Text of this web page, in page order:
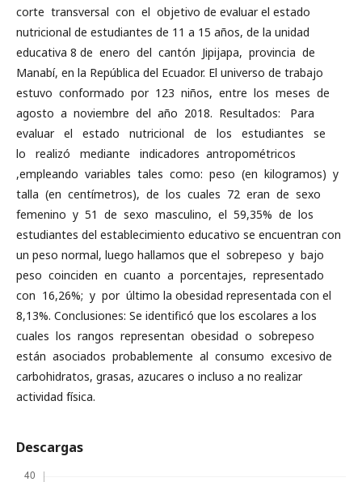
corte transversal con el objetivo de evaluar el estado
nutricional de estudiantes de 11 a 15 años, de la unidad
educativa 8 de enero del cantón Jipijapa, provincia de
Manabí, en la República del Ecuador. El universo de trabajo
estuvo conformado por 123 niños, entre los meses de
agosto a noviembre del año 2018. Resultados: Para
evaluar el estado nutricional de los estudiantes se
lo realizó mediante indicadores antropométricos
,empleando variables tales como: peso (en kilogramos) y
talla (en centímetros), de los cuales 72 eran de sexo
femenino y 51 de sexo masculino, el 59,35% de los
estudiantes del establecimiento educativo se encuentran con
un peso normal, luego hallamos que el sobrepeso y bajo
peso coinciden en cuanto a porcentajes, representado
con 16,26%; y por último la obesidad representada con el
8,13%. Conclusiones: Se identificó que los escolares a los
cuales los rangos representan obesidad o sobrepeso
están asociados probablemente al consumo excesivo de
carbohidratos, grasas, azucares o incluso a no realizar
actividad física.
Descargas